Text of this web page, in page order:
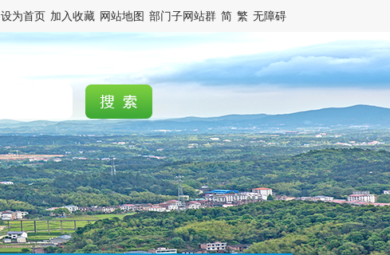
设为首页 加入收藏 网站地图 部门子网站群 简 繁 无障碍